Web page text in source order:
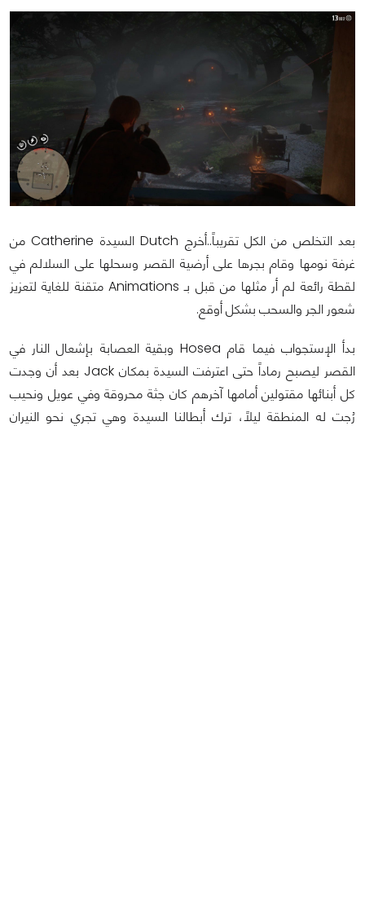
بعد التخلص من الكل تقريباً..أخرج Dutch السيدة Catherine من
غرفة نومها وقام بجرها على أرضية القصر وسحلها على السلالم في
لقطة رائعة لم أر مثلها من قبل بـ Animations متقنة للغاية لتعزيز
شعور الجر والسحب بشكل أوقع.
بدأ الإستجواب فيما قام Hosea وبقية العصابة بإشعال النار في
القصر ليصبح رماداً حتى اعترفت السيدة بمكان Jack بعد أن وجدت
كل أبنائها مقتولين أمامها آخرهم كان جثة محروقة وفي عويل ونحيب
رُجت له المنطقة ليلاً، ترك أبطالنا السيدة وهي تجري نحو النيران